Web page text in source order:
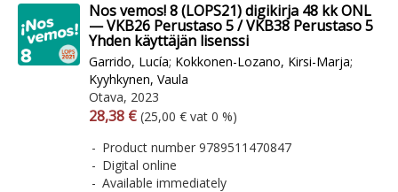
Nos vemos! 8 (LOPS21) digikirja 48 kk ONL
— VKB26 Perustaso 5 / VKB38 Perustaso 5
Yhden käyttäjän lisenssi
Garrido, Lucía; Kokkonen-Lozano, Kirsi-Marja;
Kyyhkynen, Vaula
Otava, 2023
Arvonlisäverollinen hinta
28,38 € Excl. vat
(25,00 € vat 0 %)
Product number 9789511470847
Digital online
Available immediately